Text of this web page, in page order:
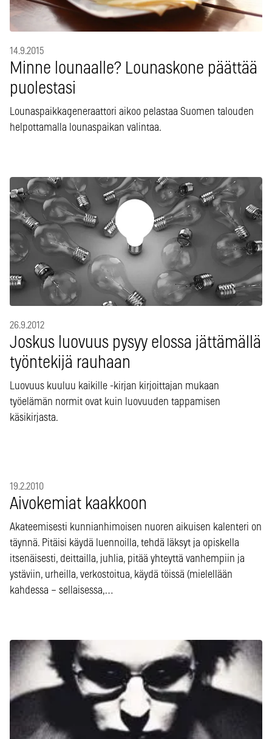
14.9.2015
Minne lounaalle? Lounaskone päättää
puolestasi
Lounaspaikkageneraattori aikoo pelastaa Suomen talouden
helpottamalla lounaspaikan valintaa.
26.9.2012
Joskus luovuus pysyy elossa jättämällä
työntekijä rauhaan
Luovuus kuuluu kaikille -kirjan kirjoittajan mukaan
työelämän normit ovat kuin luovuuden tappamisen
käsikirjasta.
19.2.2010
Aivokemiat kaakkoon
Akateemisesti kunnianhimoisen nuoren aikuisen kalenteri on
täynnä. Pitäisi käydä luennoilla, tehdä läksyt ja opiskella
itsenäisesti, deittailla, juhlia, pitää yhteyttä vanhempiin ja
ystäviin, urheilla, verkostoitua, käydä töissä (mielellään
kahdessa – sellaisessa,…